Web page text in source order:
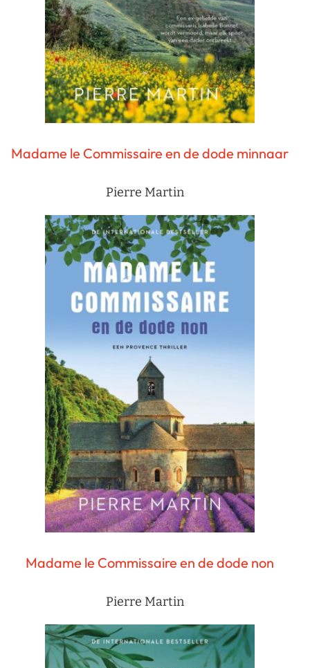
Madame le Commissaire en de dode minnaar
Pierre Martin
Madame le Commissaire en de dode non
Pierre Martin